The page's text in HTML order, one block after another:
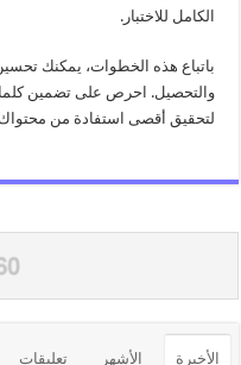
الكامل للاختبار.
باتباع هذه الخطوات، يمكنك
والتحصيل. احرص على تضمين
لتحقيق أقصى استفادة من
الأخيرة الأشهر تعليقات